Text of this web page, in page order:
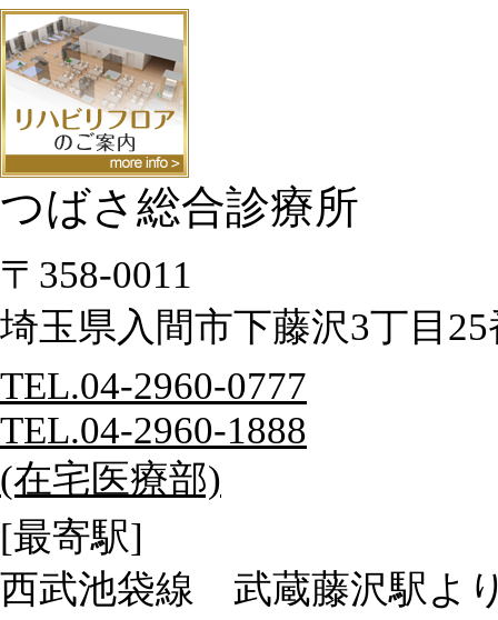
つばさ総合診療所
〒358-0011
埼玉県入間市下藤沢3丁目25
TEL.04-2960-0777
TEL.04-2960-1888
(在宅医療部)
[最寄駅]
西武池袋線 武蔵藤沢駅よ